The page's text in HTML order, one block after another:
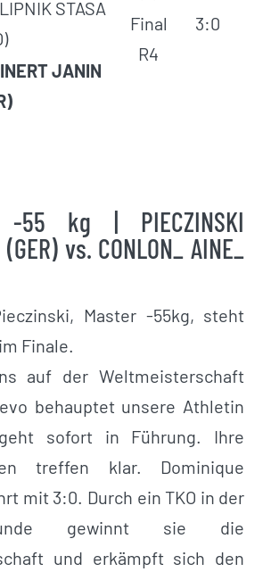
Final
R4
STASA
3:0
JANIN
kg | PIECZINSKI
(GER) vs. CONLON_ AINE_
Master -55kg, steht
Finale.
auf der Weltmeisterschaft
behauptet unsere Athletin
sofort in Führung. Ihre
treffen klar. Dominique
mit 3:0. Durch ein TKO in der
gewinnt sie die
und erkämpft sich den